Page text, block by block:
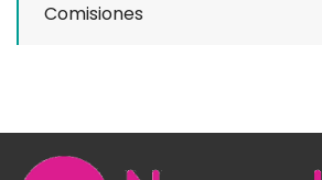
Comisiones